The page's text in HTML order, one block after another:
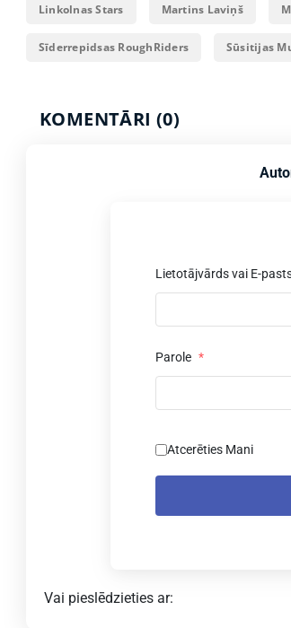
Linkolnas Stars Martins Laviņš
Sīderrepidsas RoughRiders Sūsitijas
KOMENTĀRI (0)
Lietotājvārds vai E-
Parole *
Atcerēties Mani
Vai pieslēdzieties ar: